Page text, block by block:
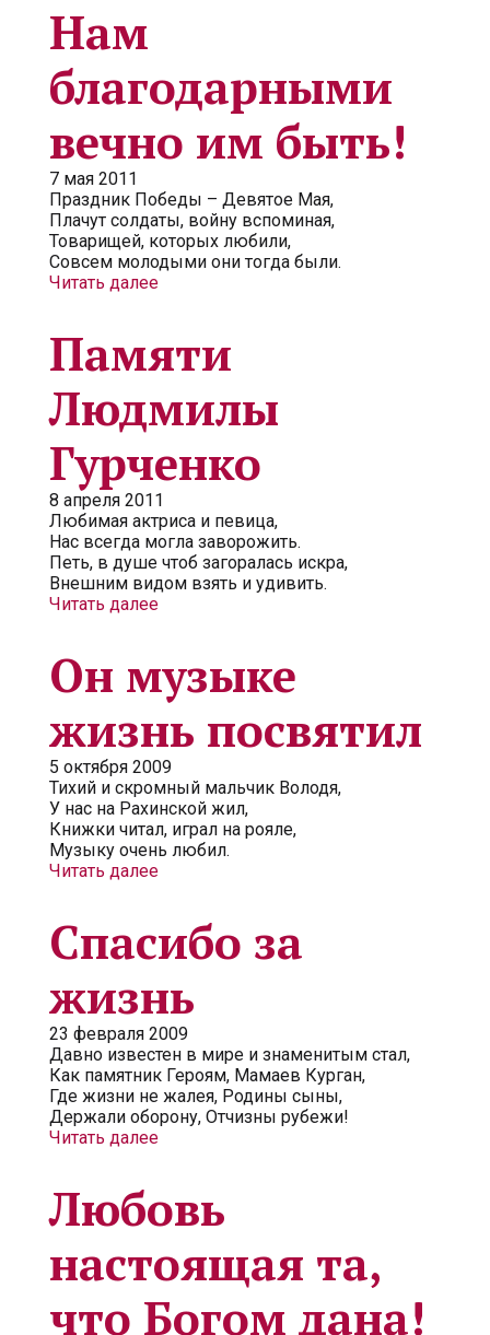
Нам
благодарными
вечно им быть!
7 мая 2011
Праздник Победы – Девятое Мая,
Плачут солдаты, войну вспоминая,
Товарищей, которых любили,
Совсем молодыми они тогда были.
Читать далее
Памяти
Людмилы
Гурченко
8 апреля 2011
Любимая актриса и певица,
Нас всегда могла заворожить.
Петь, в душе чтоб загоралась искра,
Внешним видом взять и удивить.
Читать далее
Он музыке
жизнь посвятил
5 октября 2009
Тихий и скромный мальчик Володя,
У нас на Рахинской жил,
Книжки читал, играл на рояле,
Музыку очень любил.
Читать далее
Спасибо за
жизнь
23 февраля 2009
Давно известен в мире и знаменитым стал,
Как памятник Героям, Мамаев Курган,
Где жизни не жалея, Родины сыны,
Держали оборону, Отчизны рубежи!
Читать далее
Любовь
настоящая та,
что Богом дана!